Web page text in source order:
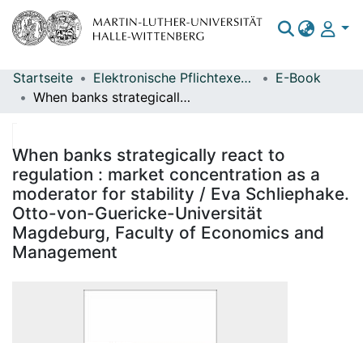
Bereiche & Sammlungen
Statistiken
Startseite Elektronische Pflichtexemplare
E-Book
When banks strategically react to regulation : market concentration as a moderator for stability / Eva Schliephake. Otto-von-Guericke-Universität Magdeburg, Faculty of Economics and Management
When banks strategically react to
regulation : market concentration as a
moderator for stability / Eva Schliephake.
Otto-von-Guericke-Universität
Magdeburg, Faculty of Economics and
Management